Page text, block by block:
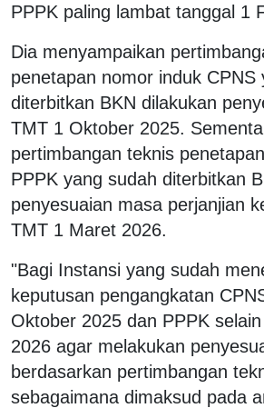
PPPK paling lambat tanggal 1
Dia menyampaikan
penetapan nomor induk CPNS
diterbitkan BKN dilakukan
TMT 1 Oktober 2025.
pertimbangan teknis
PPPK yang sudah diterbitkan
penyesuaian masa perjanjian
TMT 1 Maret 2026.
"Bagi Instansi yang sudah
keputusan pengangkatan
Oktober 2025 dan PPPK
2026 agar melakukan
berdasarkan pertimbangan
sebagaimana dimaksud pada